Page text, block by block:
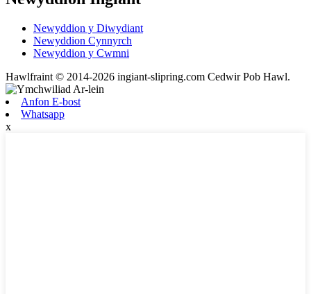
Newyddion y Diwydiant
Newyddion Cynnyrch
Newyddion y Cwmni
Hawlfraint © 2014-2026 ingiant-slipring.com Cedwir Pob Hawl.
Anfon E-bost
Whatsapp
x